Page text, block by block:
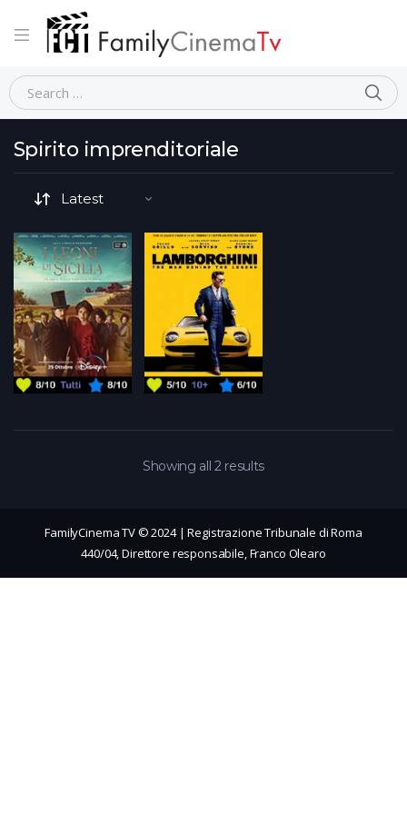
Home Spirito imprenditoriale
Spirito imprenditoriale
Showing all 2 results
FamilyCinema TV © 2024 | Registrazione Tribunale di Roma
440/04, Direttore responsabile, Franco Olearo